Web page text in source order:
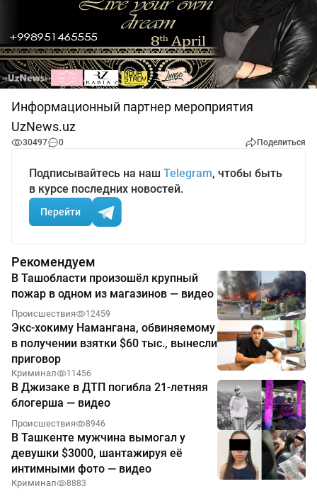
Информационный партнер мероприятия
UzNews.uz
30497 0 Поделиться
Подписывайтесь на наш Telegram, чтобы быть
в курсе последних новостей.
Перейти
Рекомендуем
В Ташобласти произошёл крупный
пожар в одном из магазинов — видео
Происшествия 12459
Экс-хокиму Намангана, обвиняемому
в получении взятки $60 тыс., вынесли
приговор
Криминал 11456
В Джизаке в ДТП погибла 21-летняя
блогерша — видео
Происшествия 8946
В Ташкенте мужчина вымогал у
девушки $3000, шантажируя её
интимными фото — видео
Криминал 8883